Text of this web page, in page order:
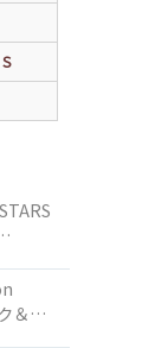
＆ロ